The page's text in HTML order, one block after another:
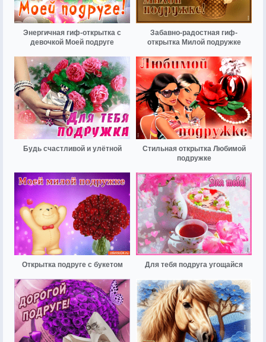
Энергичная гиф-открытка с
девочкой Моей подруге
Забавно-радостная гиф-
открытка Милой подружке
Будь счастливой и улётной
Стильная открытка Любимой
подружке
Открытка подруге с букетом Для тебя подруга угощайся